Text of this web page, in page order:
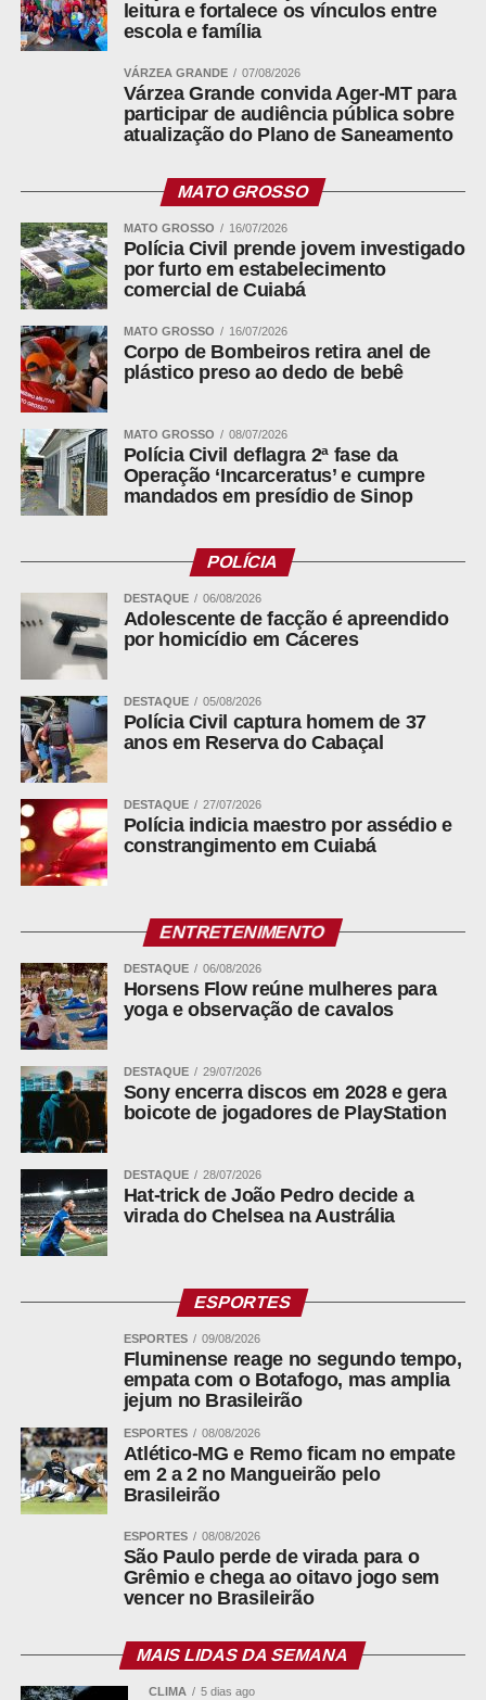
“Isso aqui é o matadouro”: vídeo mostra cães mortos
e vivos em barracão sem luz do Zoonoses de Cuiabá
EXCLUSIVO:compras pela internet: o guia completo
serem mulheres;revela anunário
EXCLUSIVO: ex-assessor acusa deputado Dr. João de
confiscar salários e manter funcionários fantasmas;VÍDEO
Glifosato aparece em 31 de 75 ultraprocessados
testados pelo Idec, saiba quais
ADVERTISEMENT
WhatsApp
Facebook
Twitter
Messenger
LinkedIn
Share
leitura e fortalece os vínculos entre
escola e família
VÁRZEA GRANDE 07/08/2026
Várzea Grande convida Ager-MT para
participar de audiência pública sobre
atualização do Plano de Saneamento
MATO GROSSO
MATO GROSSO 16/07/2026
Polícia Civil prende jovem investigado
por furto em estabelecimento
comercial de Cuiabá
MATO GROSSO 16/07/2026
Corpo de Bombeiros retira anel de
plástico preso ao dedo de bebê
MATO GROSSO 08/07/2026
Polícia Civil deflagra 2ª fase da
Operação ‘Incarceratus’ e cumpre
mandados em presídio de Sinop
POLÍCIA
DESTAQUE 06/08/2026
Adolescente de facção é apreendido
por homicídio em Cáceres
DESTAQUE 05/08/2026
Polícia Civil captura homem de 37
anos em Reserva do Cabaçal
DESTAQUE 27/07/2026
Polícia indicia maestro por assédio e
constrangimento em Cuiabá
ENTRETENIMENTO
DESTAQUE 06/08/2026
Horsens Flow reúne mulheres para
yoga e observação de cavalos
DESTAQUE 29/07/2026
Sony encerra discos em 2028 e gera
boicote de jogadores de PlayStation
DESTAQUE 28/07/2026
Hat-trick de João Pedro decide a
virada do Chelsea na Austrália
ESPORTES
ESPORTES 09/08/2026
Fluminense reage no segundo tempo,
empata com o Botafogo, mas amplia
jejum no Brasileirão
ESPORTES 08/08/2026
Atlético-MG e Remo ficam no empate
em 2 a 2 no Mangueirão pelo
Brasileirão
ESPORTES 08/08/2026
São Paulo perde de virada para o
Grêmio e chega ao oitavo jogo sem
vencer no Brasileirão
MAIS LIDAS DA SEMANA
CLIMA 5 dias ago